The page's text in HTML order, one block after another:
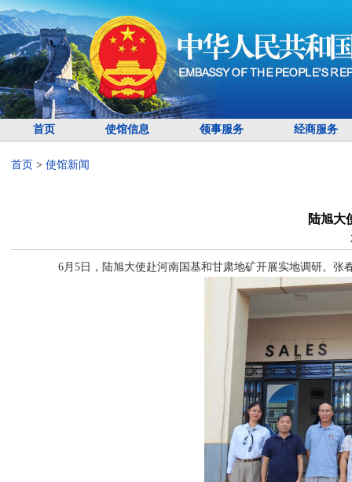
首页 使馆信息 领事服务 经商服务
首页 > 使馆新闻
陆旭大
6月5日，陆旭大使赴河南国基和甘肃地矿开展实地调研。张